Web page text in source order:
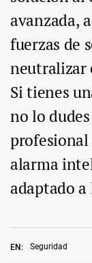
EN: Seguridad
avanzada,
fuerzas de
neutralizar
Si tienes
no lo
profesional
alarma
adaptado a